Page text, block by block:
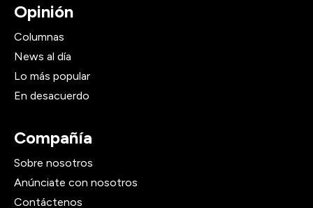
Opinión
Columnas
News al día
Lo más popular
En desacuerdo
Compañía
Sobre nosotros
Anúnciate con nosotros
Contáctenos